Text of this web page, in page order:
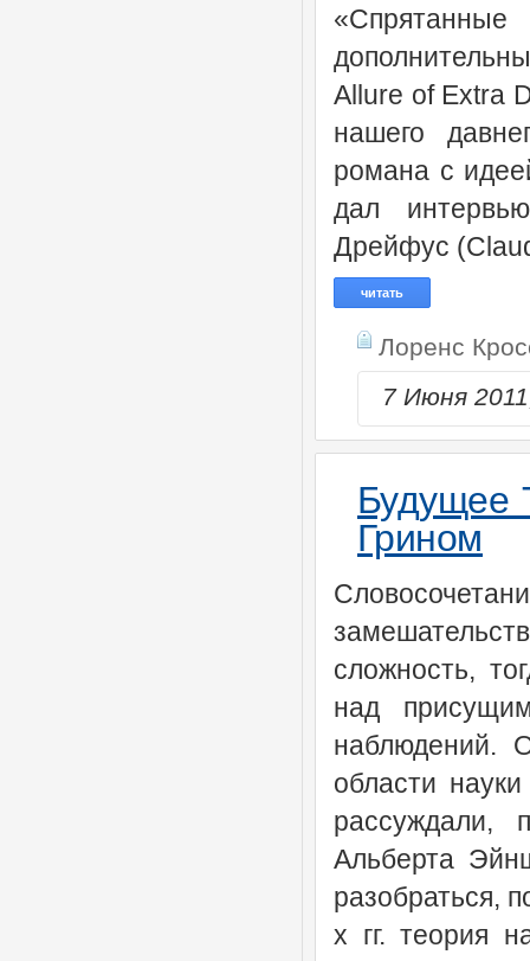
Allure of Extra
нашего
романа с
дал
Дрейфус
читать
Лоренс
7 Июня
Будущее
Грином
сложность,
над
наблюдений.
области
рассуждали,
Альберта
разобраться,
х гг. теория